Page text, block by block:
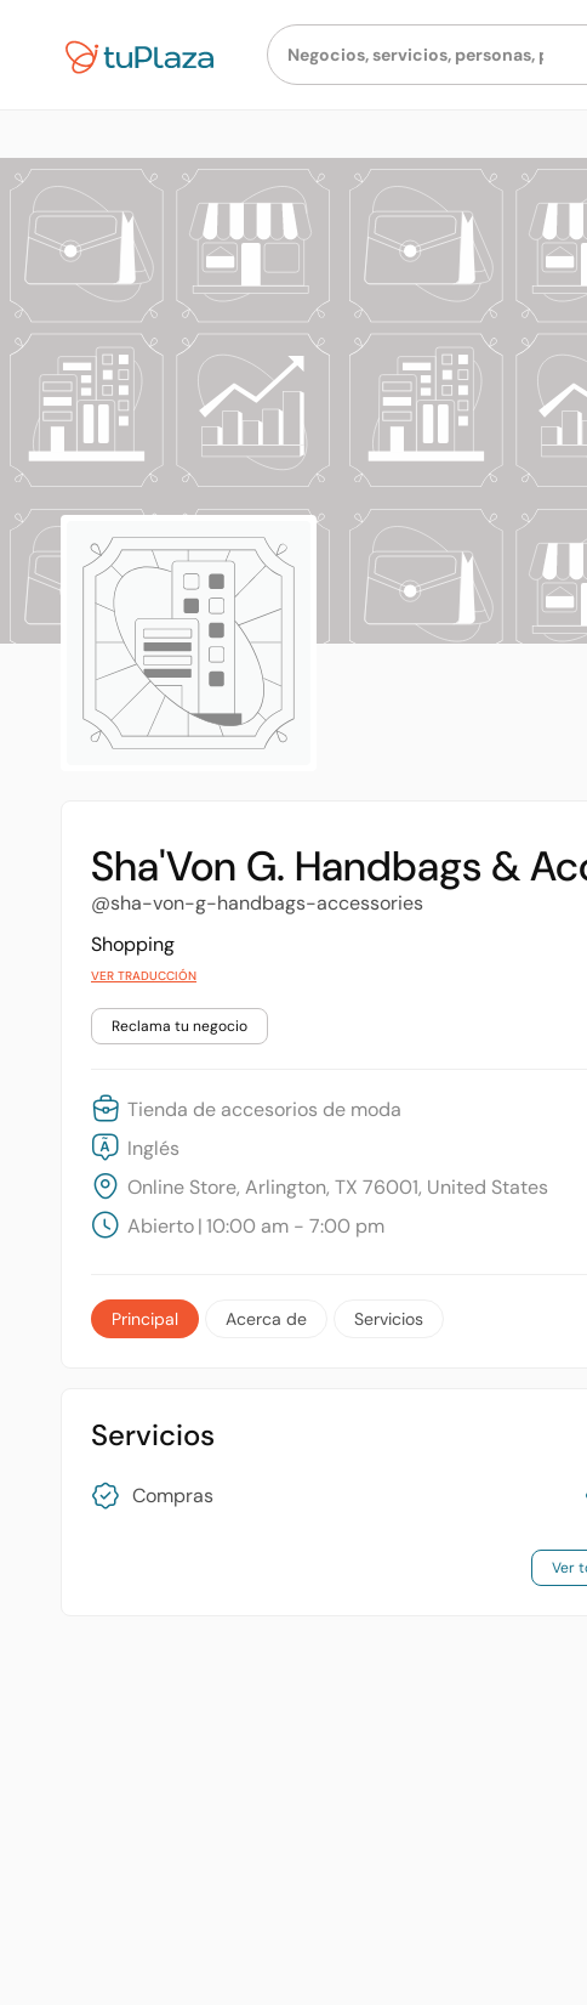
Sha'Von G. Handbags &
@sha-von-g-handbags-accessories
Shopping
VER TRADUCCIÓN
Reclama tu negocio
Tienda de accesorios de moda
Inglés
Online Store, Arlington, TX 76001, United States
Abierto|10:00 am - 7:00 pm
Principal Acerca de Servicios
Servicios
Compras
Ver